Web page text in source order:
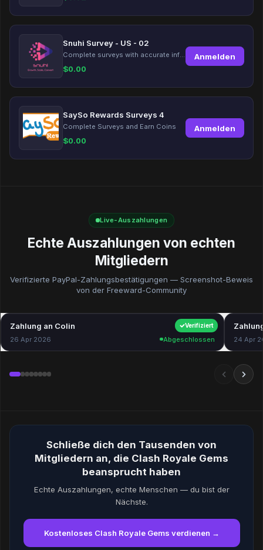
Snuhi Survey - US - 02
$0.00
Anmelden
SaySo Rewards Surveys 4
Complete Surveys and Earn Coins
$0.00
Anmelden
Live-Auszahlungen
Echte Auszahlungen von echten
Mitgliedern
Verifizierte PayPal-Zahlungsbestätigungen — Screenshot-Beweis
von der Freeward-Community
Verifiziert
Zahlung an Colin $40.00
26 Apr 2026 Abgeschlossen 24 Apr
Schließe dich den Tausenden von
Mitgliedern an, die Clash Royale Gems
beansprucht haben
Echte Auszahlungen, echte Menschen — du bist der
Nächste.
Kostenloses Clash Royale Gems verdienen →